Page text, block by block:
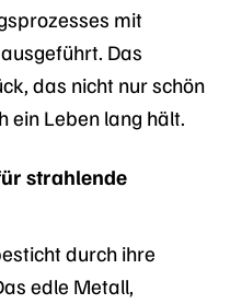
mit
Das
das nicht nur schön
ein Leben lang hält.
strahlende
durch ihre
edle Metall,